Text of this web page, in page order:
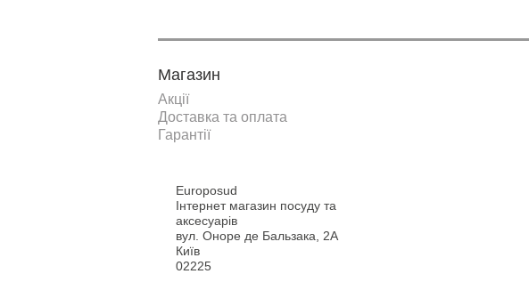
Магазин
Акції
Доставка та оплата
Гарантії
Europosud
Інтернет магазин посуду та
аксесуарів
вул. Оноре де Бальзака, 2А
Київ
02225